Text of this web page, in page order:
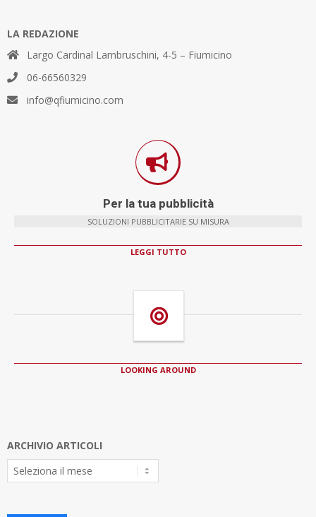
LA REDAZIONE
Largo Cardinal Lambruschini, 4-5 – Fiumicino
06-66560329
info@qfiumicino.com
Per la tua pubblicità
SOLUZIONI PUBBLICITARIE SU MISURA
LEGGI TUTTO
LOOKING AROUND
ARCHIVIO ARTICOLI
Archivio
Articoli